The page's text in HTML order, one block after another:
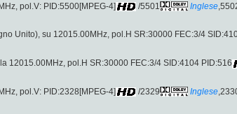
pol.V: PID:5500[MPEG-4] /5501 Inglese
Unito), su 12015.00MHz, pol.H SR:30000 FEC:3/4
12015.00MHz, pol.H SR:30000 FEC:3/4 SID:4104 PID:516
pol.V: PID:2328[MPEG-4] /2329 Inglese